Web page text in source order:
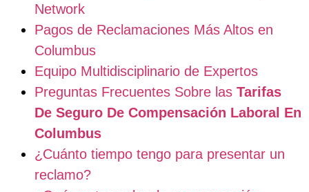
Network
Pagos de Reclamaciones Más Altos en
Columbus
Equipo Multidisciplinario de Expertos
Preguntas Frecuentes Sobre las Tarifas
De Seguro De Compensación Laboral En
Columbus
¿Cuánto tiempo tengo para presentar un
reclamo?